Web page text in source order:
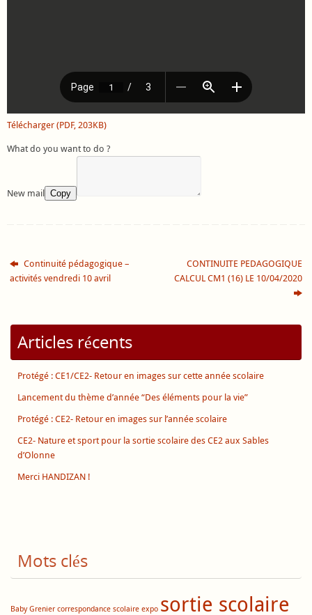
Télécharger (PDF, 203KB)
What do you want to do ?
New mail Copy
Continuité pédagogique –
activités vendredi 10 avril
CONTINUITE PEDAGOGIQUE
CALCUL CM1 (16) LE 10/04/2020
Articles récents
Protégé : CE1/CE2- Retour en images sur cette année scolaire
Lancement du thème d’année “Des éléments pour la vie”
Protégé : CE2- Retour en images sur l’année scolaire
CE2- Nature et sport pour la sortie scolaire des CE2 aux Sables
d’Olonne
Merci HANDIZAN !
Mots clés
Baby Grenier correspondance scolaire expo sortie scolaire